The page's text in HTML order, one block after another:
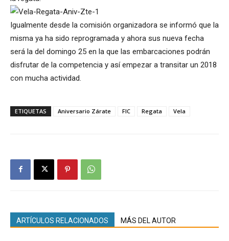
Igualmente desde la comisión organizadora se informó que la
misma ya ha sido reprogramada y ahora sus nueva fecha
será la del domingo 25 en la que las embarcaciones podrán
disfrutar de la competencia y así empezar a transitar un 2018
con mucha actividad.
ETIQUETAS Aniversario Zárate FIC Regata Vela
ARTÍCULOS RELACIONADOS MÁS DEL AUTOR